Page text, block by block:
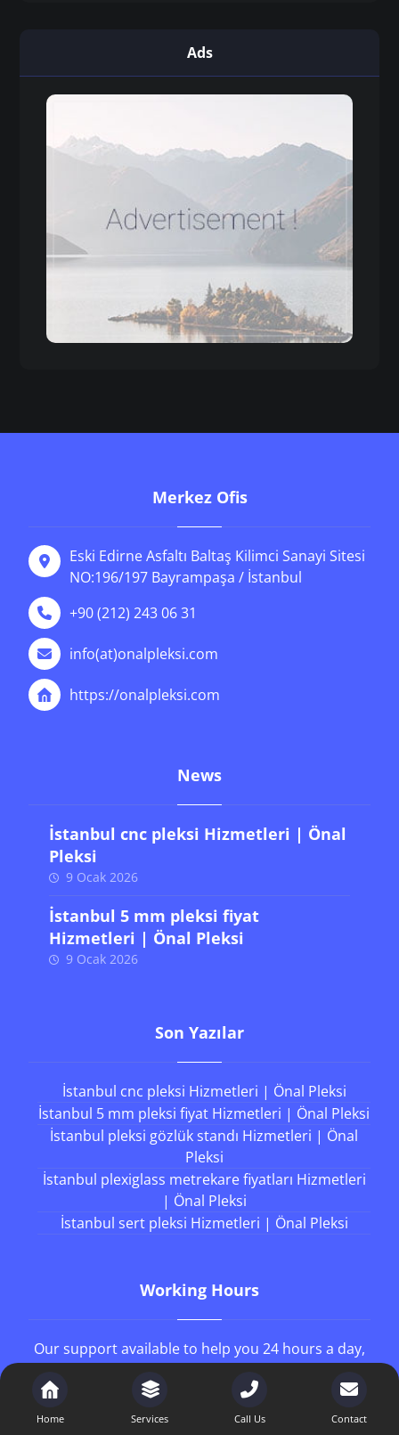
Ads
Merkez Ofis
Eski Edirne Asfaltı Baltaş Kilimci Sanayi Sitesi
NO:196/197 Bayrampaşa / İstanbul
+90 (212) 243 06 31
info(at)onalpleksi.com
https://onalpleksi.com
News
İstanbul cnc pleksi Hizmetleri | Önal
Pleksi
9 Ocak 2026
İstanbul 5 mm pleksi fiyat
Hizmetleri | Önal Pleksi
9 Ocak 2026
Son Yazılar
İstanbul cnc pleksi Hizmetleri | Önal Pleksi
İstanbul 5 mm pleksi fiyat Hizmetleri | Önal Pleksi
İstanbul pleksi gözlük standı Hizmetleri | Önal
Pleksi
İstanbul plexiglass metrekare fiyatları Hizmetleri
| Önal Pleksi
İstanbul sert pleksi Hizmetleri | Önal Pleksi
Working Hours
Our support available to help you 24 hours a day,
Monday to Friday
Home Services Call Us Contact